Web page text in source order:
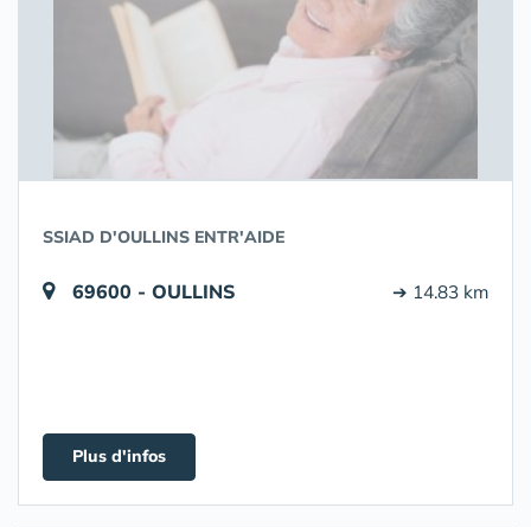
SSIAD D'OULLINS ENTR'AIDE
69600 - OULLINS ➔ 14.83 km
Plus d'infos